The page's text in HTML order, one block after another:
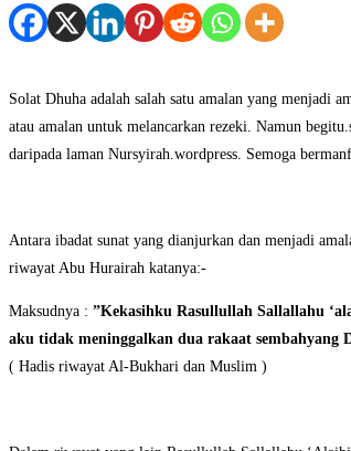
Solat Dhuha adalah salah satu amalan yang menjadi
atau amalan untuk melancarkan rezeki. Namun
daripada laman Nursyirah.wordpress. Semoga
Antara ibadat sunat yang dianjurkan dan menjadi
riwayat Abu Hurairah katanya:-
Maksudnya : ”Kekasihku Rasullullah Sallallahu
aku tidak meninggalkan dua rakaat sembahyang
( Hadis riwayat Al-Bukhari dan Muslim )